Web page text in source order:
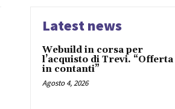
Latest news
Webuild in corsa per
l’acquisto di Trevi. “Offerta
in contanti”
Agosto 4, 2026